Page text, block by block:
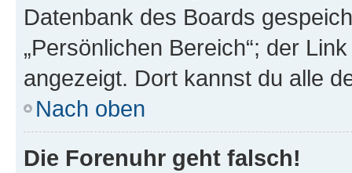
Datenbank des Boards
„Persönlichen Bereich“; der
angezeigt. Dort kannst du alle
Nach oben
Die Forenuhr geht falsch!